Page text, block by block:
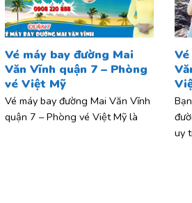
Vé máy bay đường Mai
Văn Vĩnh quận 7 – Phòng
vé Việt Mỹ
Vé máy bay đường Mai Văn Vĩnh
quận 7 – Phòng vé Việt Mỹ là
uy